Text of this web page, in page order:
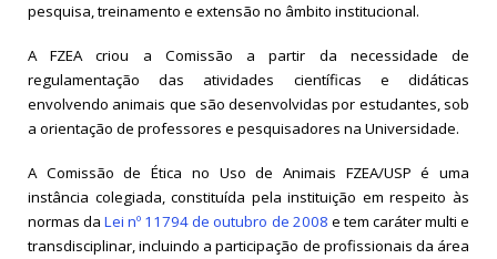
pesquisa, treinamento e extensão no âmbito institucional.
A FZEA criou a Comissão a partir da necessidade de
regulamentação das atividades científicas e didáticas
envolvendo animais que são desenvolvidas por estudantes, sob
a orientação de professores e pesquisadores na Universidade.
A Comissão de Ética no Uso de Animais FZEA/USP é uma
instância colegiada, constituída pela instituição em respeito às
normas daLei nº 11794 de outubro de 2008 e tem caráter multi e
transdisciplinar, incluindo a participação de profissionais da área